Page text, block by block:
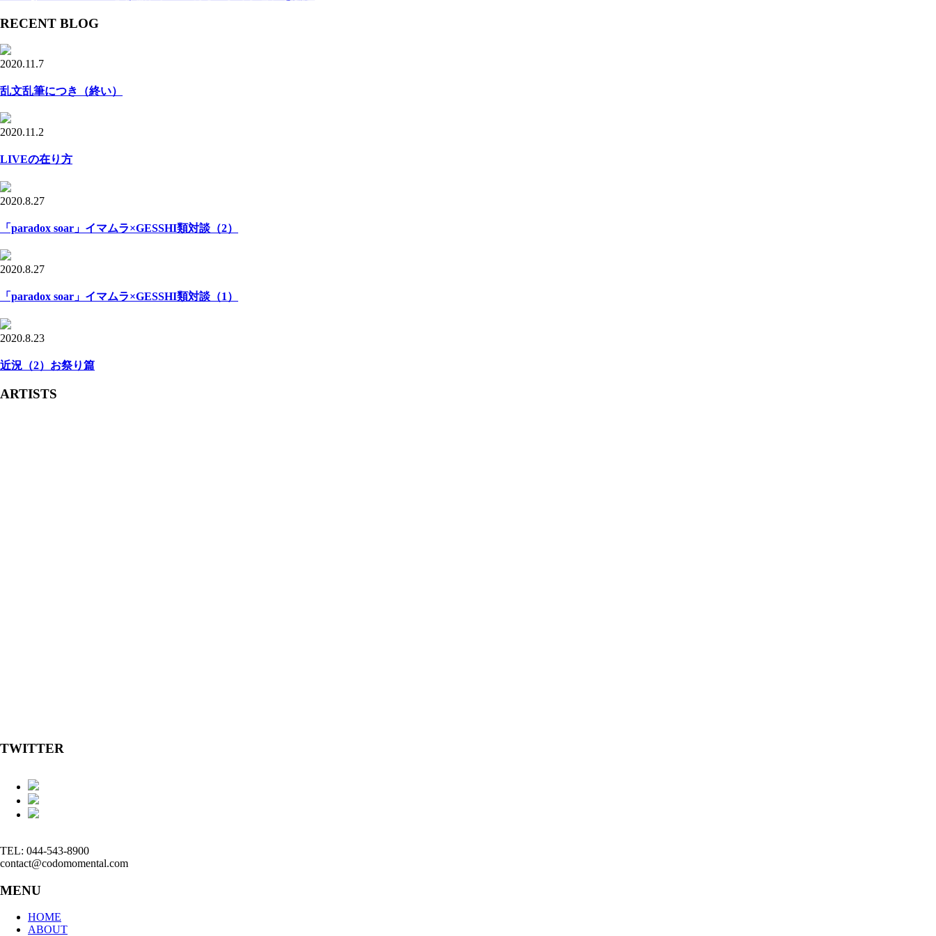
RECENT BLOG
2020.11.7
乱文乱筆につき（終い）
2020.11.2
LIVEの在り方
2020.8.27
「paradox soar」イマムラ×GESSHI類対談（2）
2020.8.27
「paradox soar」イマムラ×GESSHI類対談（1）
2020.8.23
近況（2）お祭り篇
ARTISTS
TWITTER
TEL: 044-543-8900
contact@codomomental.com
MENU
HOME
ABOUT